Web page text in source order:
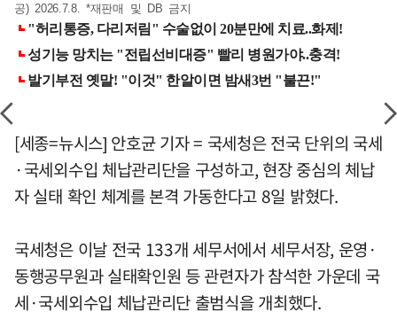
공) 2026.7.8. *재판매 및 DB 금지
[세종=뉴시스] 안호균 기자 = 국세청은 전국 단위의 국세
·국세외수입 체납관리단을 구성하고, 현장 중심의 체납
자 실태 확인 체계를 본격 가동한다고 8일 밝혔다.
국세청은 이날 전국 133개 세무서에서 세무서장, 운영·
동행공무원과 실태확인원 등 관련자가 참석한 가운데 국
세·국세외수입 체납관리단 출범식을 개최했다.